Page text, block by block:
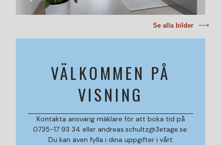
Se alla bilder
VÄLKOMMEN PÅ
VISNING
Kontakta ansvarig mäklare för att boka tid på
0735-17 93 34 eller andreas.schultz@3etage.se.
Du kan även fylla i dina uppgifter i vårt